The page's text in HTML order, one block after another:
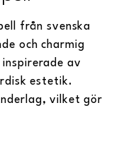
från svenska
och charmig
av
estetik.
vilket gör